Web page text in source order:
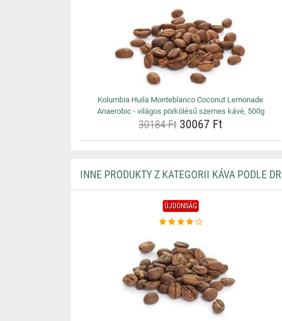
Kolumbia Huila Monteblanco Coconut Lemonade
Anaerobic - világos pörkölésű szemes kávé, 500g
30184 Ft30067 Ft
INNE PRODUKTY Z KATEGORII KÁVA PODLE
ÚJDONSÁG